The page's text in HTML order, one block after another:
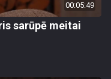
00:05:49
sarūpē meitai